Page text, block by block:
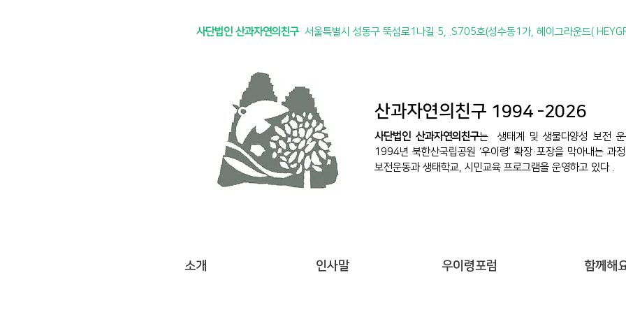
사단법인 산과자연의친구 서울특별시 성동구 뚝섬로1나길 5, .S705호(성수동1가, 헤이그라운드(
산과자연의친구 1994 -2026
사단법인 산과자연의친구는 생태계 및 생물다양성 보전 운
1994년 북한산국립공원 ‘우이령’ 확장·포장을 막아내는 과
보전운동과 생태학교, 시민교육 프로그램을 운영하고 있다 .
소개 인사말 우이령포럼 함께해